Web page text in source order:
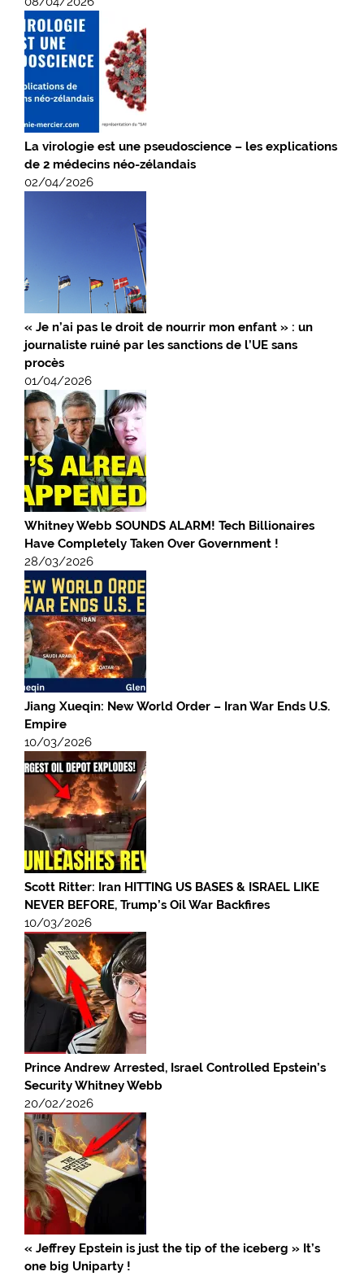
La virologie est une pseudoscience – les explications
de 2 médecins néo-zélandais
02/04/2026
« Je n’ai pas le droit de nourrir mon enfant » : un
journaliste ruiné par les sanctions de l’UE sans
procès
01/04/2026
Whitney Webb SOUNDS ALARM! Tech Billionaires
Have Completely Taken Over Government !
28/03/2026
Jiang Xueqin: New World Order – Iran War Ends U.S.
Empire
10/03/2026
Scott Ritter: Iran HITTING US BASES & ISRAEL LIKE
NEVER BEFORE, Trump’s Oil War Backfires
10/03/2026
Prince Andrew Arrested, Israel Controlled Epstein’s
Security Whitney Webb
20/02/2026
« Jeffrey Epstein is just the tip of the iceberg » It’s
one big Uniparty !